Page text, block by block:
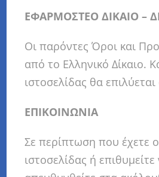
ΕΦΑΡΜΟΣΤΕΟ ΔΙΚΑΙΟ –
Οι παρόντες Όροι και
από το Ελληνικό Δίκαιο.
ιστοσελίδας θα
ΕΠΙΚΟΙΝΩΝΙΑ
Σε περίπτωση που έχετε
ιστοσελίδας ή